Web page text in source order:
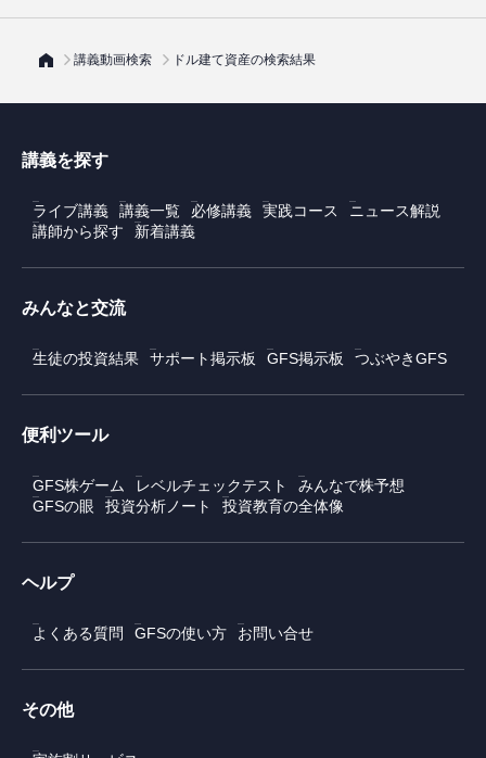
講義動画検索 ドル建て資産の検索結果
講義を探す
ライブ講義 講義一覧 必修講義 実践コース
ニュース解説
講師から探す
新着講義
みんなと交流
生徒の投資結果 サポート掲示板 GFS掲示板 つぶやきGFS
便利ツール
GFS株ゲーム レベルチェックテスト
みんなで株予想
GFSの眼
投資分析ノート 投資教育の全体像
ヘルプ
よくある質問 GFSの使い方 お問い合せ
その他